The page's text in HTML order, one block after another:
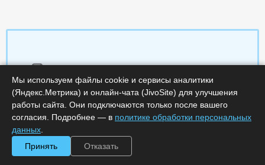
Срок поставки, дней :
Минимальное количество лицензий :1
Код :0000-358854
Мы используем файлы cookie и сервисы аналитики
(Яндекс.Метрика) и онлайн-чата (JivoSite) для улучшения
работы сайта. Они подключаются только после вашего
согласия. Подробнее — в политике обработки персональных
данных
Принять
Отказать